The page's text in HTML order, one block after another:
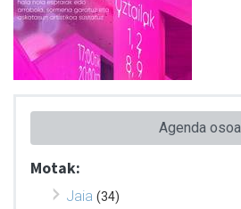
Agenda osoa
Motak:
Jaia (34)